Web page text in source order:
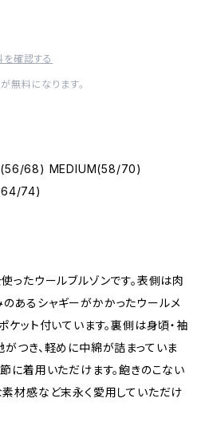
を確認する
無料になります。
(56/68) MEDIUM(58/70)
74)
ったウールブルゾンです。表側は肉
あるシャギーがかかったウールメ
ケット付いています。裏側は身頃・袖
つき、軽めに中綿が詰まっていま
に着用いただけます。飽きのこない
素材感など末永く愛用していただけ